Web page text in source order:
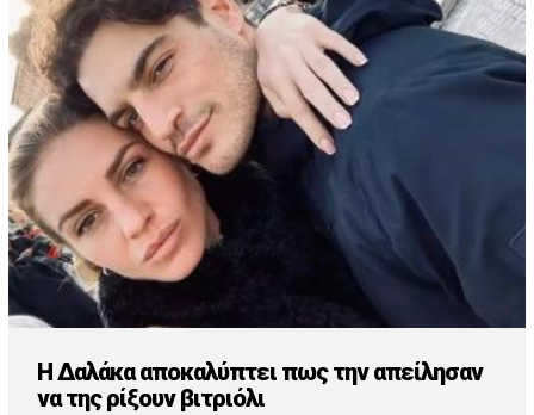
ΣΥΝΔΕΣΜΟΙ
Tv
Πρώτο
Style
Η Δαλάκα αποκαλύπτει πως την απείλησαν
να της ρίξουν βιτριόλι